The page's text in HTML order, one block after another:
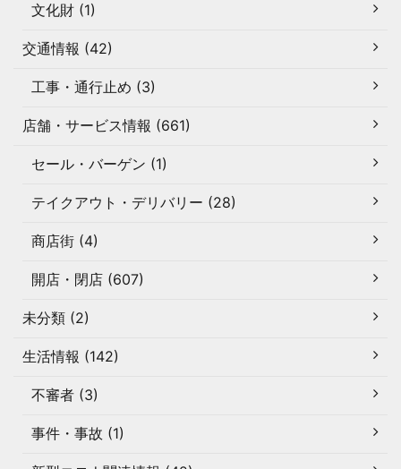
文化財 (1)
交通情報 (42)
工事・通行止め (3)
店舗・サービス情報 (661)
セール・バーゲン (1)
テイクアウト・デリバリー (28)
商店街 (4)
開店・閉店 (607)
未分類 (2)
生活情報 (142)
不審者 (3)
事件・事故 (1)